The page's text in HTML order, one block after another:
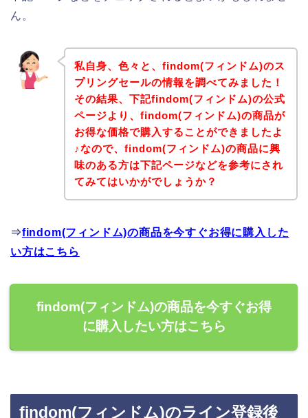
ん。
私自身、色々と、findom(フィンドム)のス
プリングセールの情報を調べてみました！
その結果、下記findom(フィンドム)の公式
ページより、findom(フィンドム)の商品が
お得な価格で購入することができましたよ
♪なので、findom(フィンドム)の商品に興
味のある方は下記ページなどを参考にされ
てみてはいかがでしょうか？
⇒findom(フィンドム)の商品を今すぐお得に購入した
い方はこちら
findom(フィンドム)の商品を今すぐお得
に購入したい方はこちら
findom(フィンドム)のライン登録後